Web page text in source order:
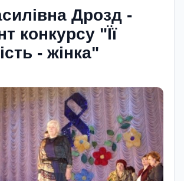
Дрозд -
конкурсу "Її
- жінка"